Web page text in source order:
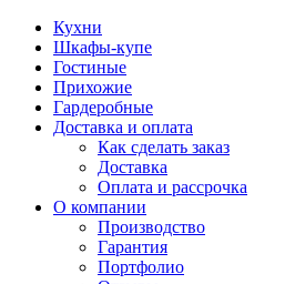
Кухни
Шкафы-купе
Гостиные
Прихожие
Гардеробные
Доставка и оплата
Как сделать заказ
Доставка
Оплата и рассрочка
О компании
Производство
Гарантия
Портфолио